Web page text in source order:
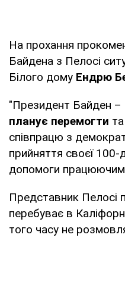
На прохання
Байдена з Пелосі
Білого дому Ендрю
"Президент Байден –
планує перемогти
співпрацю з
прийняття своєї 100-
допомоги працюючим
Представник Пелосі
перебуває в
того часу не